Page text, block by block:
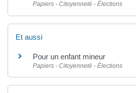
Papiers - Citoyenneté - Élections
Et aussi
Pour un enfant mineur
Papiers - Citoyenneté - Élections